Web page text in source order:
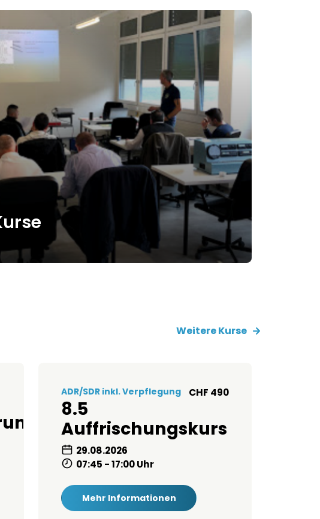
die von der Rekrutierung bis zur
reichen. Mit uns bekommen Sie
Unterstützung für Ihre
Weitere Kurse
ADR/SDR inkl. Verpflegung CHF 490
8.5
Auffrischungskurs
29.08.2026
07:45 - 17:00 Uhr
Mehr Informationen